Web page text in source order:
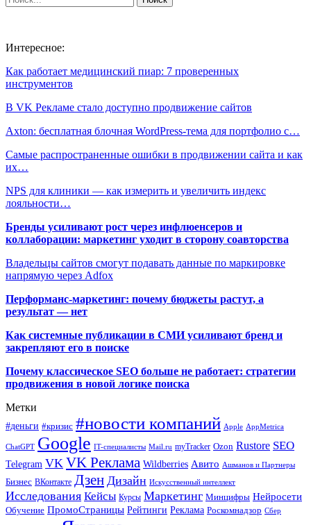
Интересное:
Как работает медицинский пиар: 7 проверенных
инструментов
В VK Рекламе стало доступно продвижение сайтов
Axton: бесплатная блочная WordPress-тема для портфолио с…
Самые распространенные ошибки в продвижении сайта и как
их…
NPS для клиники — как измерить и увеличить индекс
лояльности…
Бренды усиливают рост через инфлюенсеров и
коллаборации: маркетинг уходит в сторону соавторства
Владельцы сайтов смогут подавать данные по маркировке
напрямую через Adfox
Перформанс-маркетинг: почему бюджеты растут, а
результат — нет
Как системные публикации в СМИ усиливают бренд и
закрепляют его в поиске
Почему классическое SEO больше не работает: стратегии
продвижения в новой логике поиска
Метки
#деньги #кризис #новости компаний Apple AppMetrica
ChatGPT Google IT-специалисты Mail.ru myTracker Ozon Rustore SEO
Telegram VK VK Реклама Wildberries Авито Ашманов и Партнеры
Бизнес ВКонтакте Дзен Дизайн Искусственный интеллект
Исследования Кейсы Курсы Маркетинг Минцифры Нейросети
Обучение ПромоСтраницы Рейтинги Реклама Роскомнадзор Сбер